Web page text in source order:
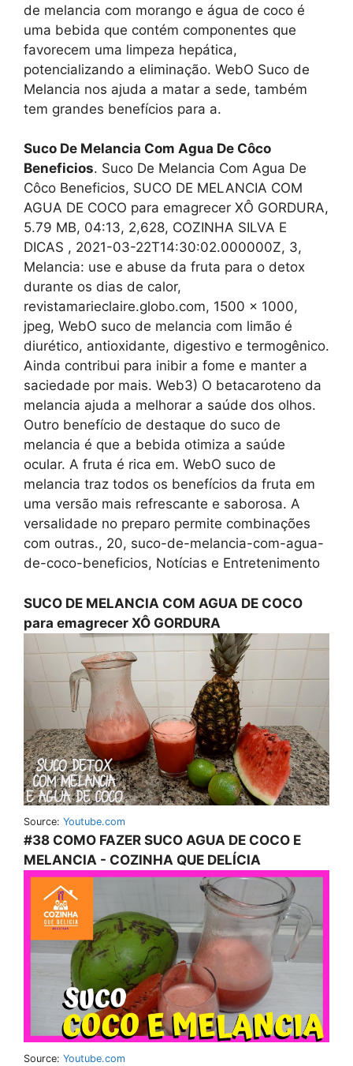
de melancia com morango e água de coco é
uma bebida que contém componentes que
favorecem uma limpeza hepática,
potencializando a eliminação. WebO Suco de
Melancia nos ajuda a matar a sede, também
tem grandes benefícios para a.
Suco De Melancia Com Agua De Côco
Beneficios. Suco De Melancia Com Agua De
Côco Beneficios, SUCO DE MELANCIA COM
AGUA DE COCO para emagrecer XÔ GORDURA,
5.79 MB, 04:13, 2,628, COZINHA SILVA E
DICAS , 2021-03-22T14:30:02.000000Z, 3,
Melancia: use e abuse da fruta para o detox
durante os dias de calor,
revistamarieclaire.globo.com, 1500 x 1000,
jpeg, WebO suco de melancia com limão é
diurético, antioxidante, digestivo e termogênico.
Ainda contribui para inibir a fome e manter a
saciedade por mais. Web3) O betacaroteno da
melancia ajuda a melhorar a saúde dos olhos.
Outro benefício de destaque do suco de
melancia é que a bebida otimiza a saúde
ocular. A fruta é rica em. WebO suco de
melancia traz todos os benefícios da fruta em
uma versão mais refrescante e saborosa. A
versalidade no preparo permite combinações
com outras., 20, suco-de-melancia-com-agua-
de-coco-beneficios, Notícias e Entretenimento
SUCO DE MELANCIA COM AGUA DE COCO
para emagrecer XÔ GORDURA
Source: Youtube.com
#38 COMO FAZER SUCO AGUA DE COCO E
MELANCIA - COZINHA QUE DELÍCIA
Source: Youtube.com